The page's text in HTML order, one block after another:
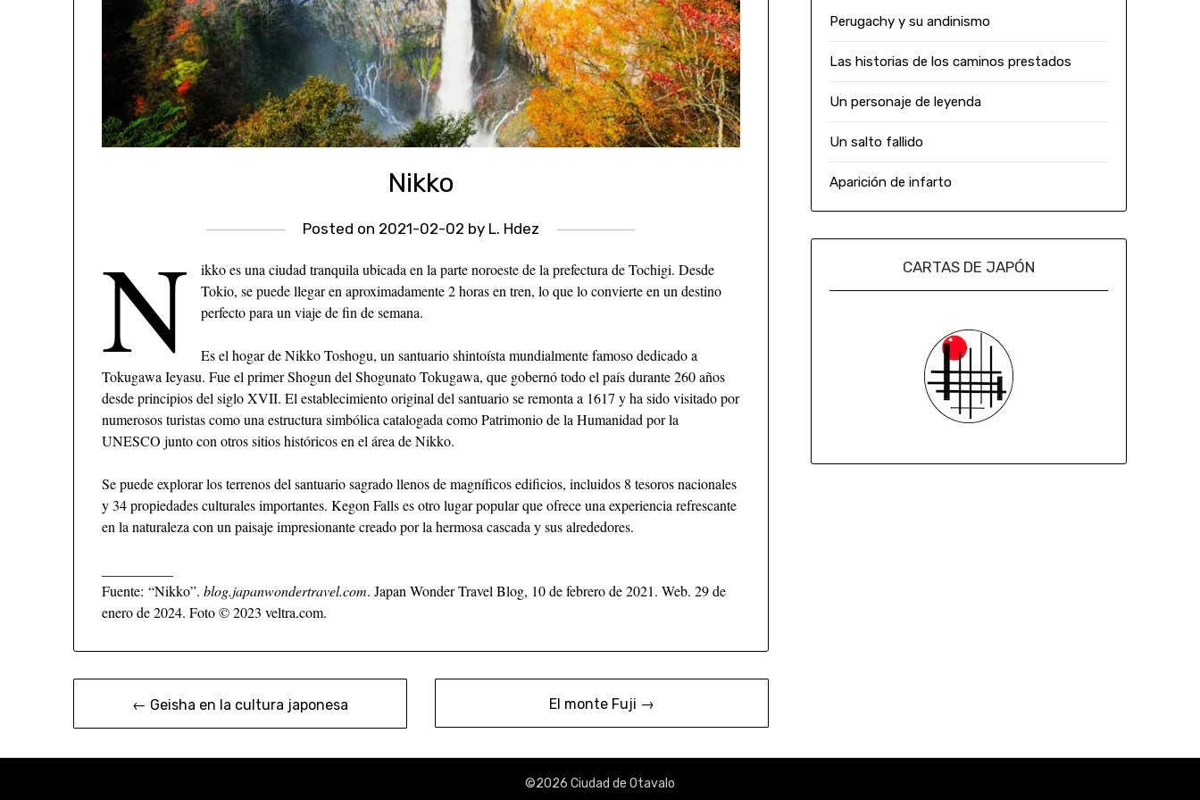
Nikko
Posted on 2021-02-02 by L. Hdez
N
ikko es una ciudad tranquila ubicada en la parte noroeste de la prefectura de Tochigi. Desde
Tokio, se puede llegar en aproximadamente 2 horas en tren, lo que lo convierte en un destino
perfecto para un viaje de fin de semana.
Es el hogar de Nikko Toshogu, un santuario shintoísta mundialmente famoso dedicado a
Tokugawa Ieyasu. Fue el primer Shogun del Shogunato Tokugawa, que gobernó todo el país durante 260 años
desde principios del siglo XVII. El establecimiento original del santuario se remonta a 1617 y ha sido visitado por
numerosos turistas como una estructura simbólica catalogada como Patrimonio de la Humanidad por la
UNESCO junto con otros sitios históricos en el área de Nikko.
Se puede explorar los terrenos del santuario sagrado llenos de magníficos edificios, incluidos 8 tesoros nacionales
y 34 propiedades culturales importantes. Kegon Falls es otro lugar popular que ofrece una experiencia refrescante
en la naturaleza con un paisaje impresionante creado por la hermosa cascada y sus alrededores.
Fuente: “Nikko”.blog.japanwondertravel.com. Japan Wonder Travel Blog, 10 de febrero de 2021. Web. 29 de
enero de 2024. Foto © 2023 veltra.com.
← Geisha en la cultura japonesa El monte Fuji →
Perugachy y su andinismo
Las historias de los caminos prestados
Un personaje de leyenda
Un salto fallido
Aparición de infarto
CARTAS DE JAPÓN
©2026 Ciudad de Otavalo